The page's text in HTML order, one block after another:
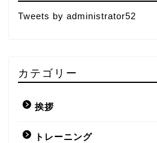
Tweets by administrator52
カテゴリー
挨拶
トレーニング